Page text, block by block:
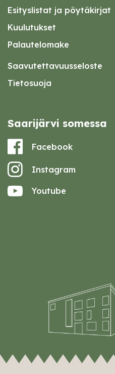
Esityslistat ja pöytäkirjat
Kuulutukset
Palautelomake
Saavutettavuusseloste
Tietosuoja
Saarijärvi somessa
Facebook
Instagram
Youtube